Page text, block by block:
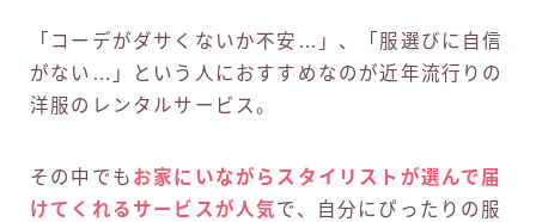
「コーデがダサくないか不安…」、「服選びに自信
がない…」という人におすすめなのが近年流行りの
洋服のレンタルサービス。
その中でも お家にいながらスタイリストが選んで届
けてくれるサービスが人気で、自分にぴったりの服